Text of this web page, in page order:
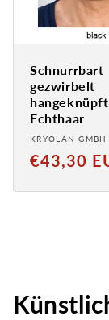
Schnurrbart
gezwirbelt
Echthaar
Anbieter:
KRYOLAN GMBH
Normaler
€43,30